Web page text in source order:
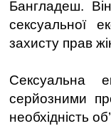
Бангладеш.
сексуальної
захисту прав
Сексуальна
серйозними
необхідність